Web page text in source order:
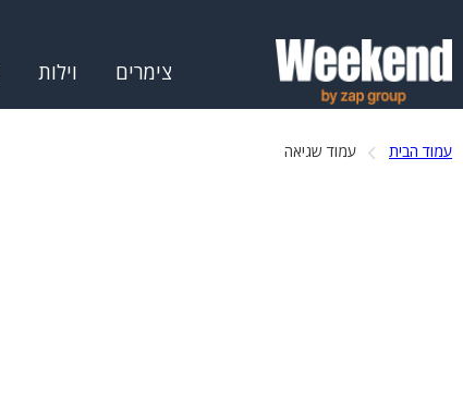
צימרים וילות
עמוד הבית עמוד שגיאה